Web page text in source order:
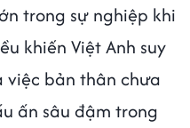
trong sự nghiệp khi
khiến Việt Anh suy
việc bản thân chưa
ấn sâu đậm trong